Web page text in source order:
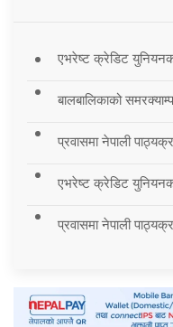
एभरेष्ट क्रेडिट
बालबालिकाको
प्रवासमा नेपाली
एभरेष्ट क्रेडिट
प्रवासमा नेपाली